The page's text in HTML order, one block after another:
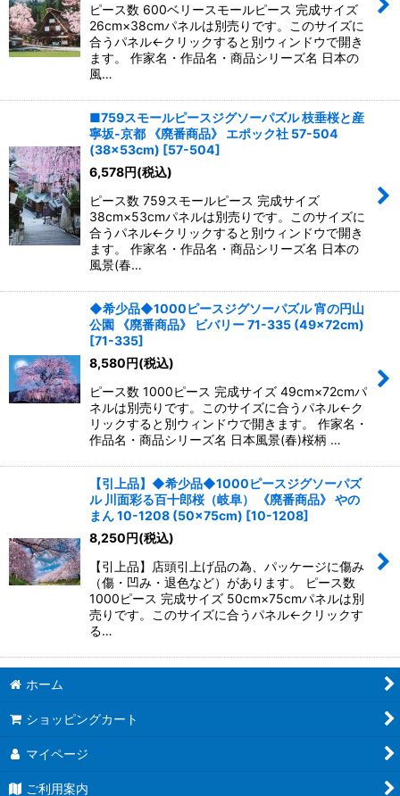
ピース数 600ベリースモールピース 完成サイズ
26cm×38cmパネルは別売りです。このサイズに
合うパネル←クリックすると別ウィンドウで開き
ます。 作家名・作品名・商品シリーズ名 日本の
風…
■759スモールピースジグソーパズル 枝垂桜と産
寧坂-京都 《廃番商品》 エポック社 57-504
(38×53cm) [57-504]
6,578円(税込)
ピース数 759スモールピース 完成サイズ
38cm×53cmパネルは別売りです。このサイズに
合うパネル←クリックすると別ウィンドウで開き
ます。 作家名・作品名・商品シリーズ名 日本の
風景(春…
◆希少品◆1000ピースジグソーパズル 宵の円山
公園 《廃番商品》 ビバリー 71-335 (49×72cm)
[71-335]
8,580円(税込)
ピース数 1000ピース 完成サイズ 49cm×72cmパ
ネルは別売りです。このサイズに合うパネル←ク
リックすると別ウィンドウで開きます。 作家名・
作品名・商品シリーズ名 日本風景(春)桜柄 …
【引上品】◆希少品◆1000ピースジグソーパズ
ル 川面彩る百十郎桜（岐阜） 《廃番商品》 やの
まん 10-1208 (50×75cm) [10-1208]
8,250円(税込)
【引上品】店頭引上げ品の為、パッケージに傷み
（傷・凹み・退色など）があります。 ピース数
1000ピース 完成サイズ 50cm×75cmパネルは別
売りです。このサイズに合うパネル←クリックす
る…
ホーム
ショッピングカート
マイページ
ご利用案内